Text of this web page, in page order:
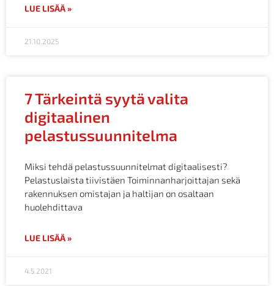
LUE LISÄÄ »
21.10.2025
7 Tärkeintä syytä valita
digitaalinen
pelastussuunnitelma
Miksi tehdä pelastussuunnitelmat digitaalisesti?
Pelastuslaista tiivistäen Toiminnanharjoittajan sekä
rakennuksen omistajan ja haltijan on osaltaan
huolehdittava
LUE LISÄÄ »
4.5.2021